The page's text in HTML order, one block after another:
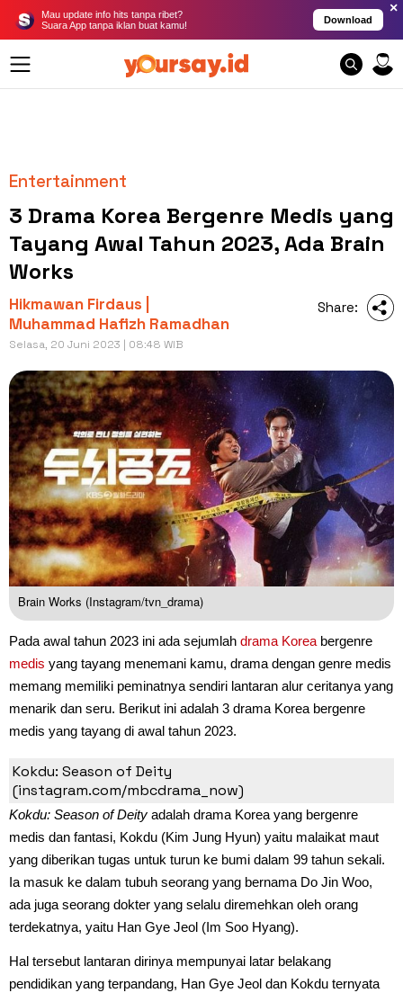
Mau update info hits tanpa ribet?
Suara App tanpa iklan buat kamu!
Download
×
Entertainment
3 Drama Korea Bergenre Medis yang
Tayang Awal Tahun 2023, Ada Brain
Works
Hikmawan Firdaus |
Muhammad Hafizh Ramadhan
Selasa, 20 Juni 2023 | 08:48 WIB
Share:
Brain Works (Instagram/tvn_drama)
Pada awal tahun 2023 ini ada sejumlah drama Korea bergenre
medis yang tayang menemani kamu, drama dengan genre medis
memang memiliki peminatnya sendiri lantaran alur ceritanya yang
menarik dan seru. Berikut ini adalah 3 drama Korea bergenre
medis yang tayang di awal tahun 2023.
1. Kokdu: Season of Deity
Kokdu: Season of Deity
(instagram.com/mbcdrama_now)
Kokdu: Season of Deity adalah drama Korea yang bergenre
medis dan fantasi, Kokdu (Kim Jung Hyun) yaitu malaikat maut
yang diberikan tugas untuk turun ke bumi dalam 99 tahun sekali.
Ia masuk ke dalam tubuh seorang yang bernama Do Jin Woo,
ada juga seorang dokter yang selalu diremehkan oleh orang
terdekatnya, yaitu Han Gye Jeol (Im Soo Hyang).
Hal tersebut lantaran dirinya mempunyai latar belakang
pendidikan yang terpandang, Han Gye Jeol dan Kokdu ternyata